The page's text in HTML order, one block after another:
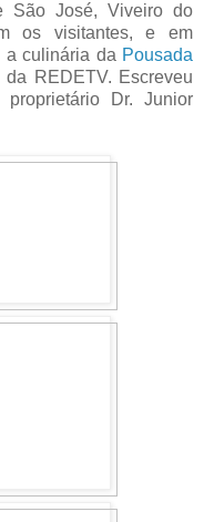
São José, Viveiro do
os visitantes, e em
a culinária da Pousada
REDETV. Escreveu
Dr. Junior